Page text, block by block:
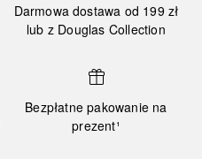
Darmowa dostawa od 199 zł
lub z Douglas Collection
Bezpłatne pakowanie na
prezent¹